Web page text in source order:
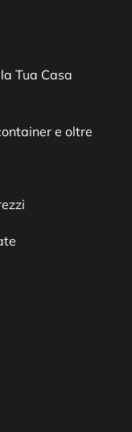
Tua Casa
e oltre